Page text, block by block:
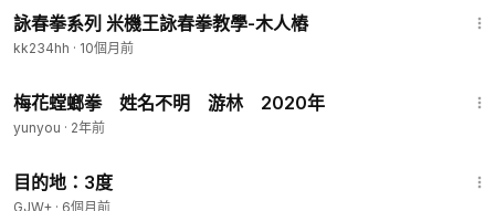
詠春拳系列 米機王詠春拳教學-木人樁
kk234hh · 10個月前
梅花螳螂拳 姓名不明 游林 2020年
yunyou · 2年前
目的地：3度
GJW+ · 6個月前